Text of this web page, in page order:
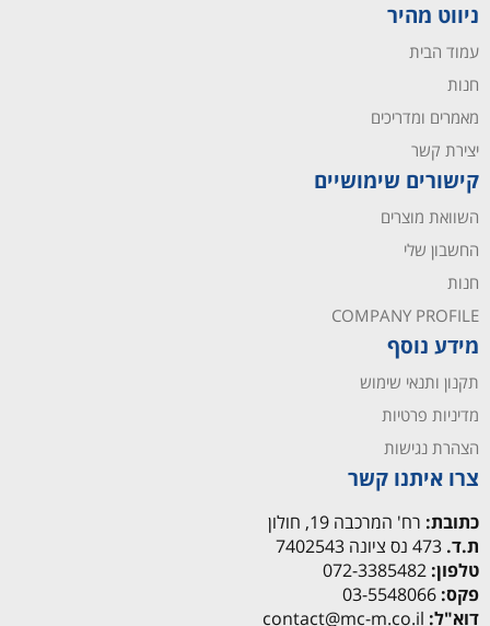
ניווט מהיר
עמוד הבית
חנות
מאמרים ומדריכים
יצירת קשר
קישורים שימושיים
השוואת מוצרים
החשבון שלי
חנות
COMPANY PROFILE
מידע נוסף
תקנון ותנאי שימוש
מדיניות פרטיות
הצהרת נגישות
צרו איתנו קשר
כתובת: רח' המרכבה 19, חולון
ת.ד.
טלפון:
פקס:
דוא"ל: